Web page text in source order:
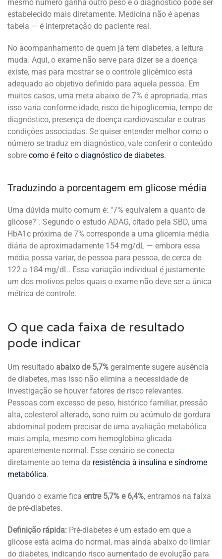
mesmo número ganha outro peso e o diagnóstico pode ser
estabelecido mais diretamente. Medicina não é apenas
tabela — é interpretação do paciente real.
No acompanhamento de quem já tem diabetes, a leitura
muda. Aqui, o exame não serve para dizer se a doença
existe, mas para mostrar se o controle glicêmico está
adequado ao objetivo definido para aquela pessoa. Em
muitos casos, uma meta abaixo de 7% é apropriada, mas
isso varia conforme idade, risco de hipoglicemia, tempo de
diagnóstico, presença de doença cardiovascular e outras
condições associadas. Se quiser entender melhor como o
número se traduz em diagnóstico, vale conferir o conteúdo
sobre como é feito o diagnóstico de diabetes.
Traduzindo a porcentagem em glicose média
Uma dúvida muito comum é: "7% equivalem a quanto de
glicose?". Segundo o estudo ADAG, citado pela SBD, uma
HbA1c próxima de 7% corresponde a uma glicemia média
diária de aproximadamente 154 mg/dL — embora essa
média possa variar, de pessoa para pessoa, de cerca de
122 a 184 mg/dL. Essa variação individual é justamente
um dos motivos pelos quais o exame não deve ser a única
métrica de controle.
O que cada faixa de resultado
pode indicar
Um resultado abaixo de 5,7% geralmente sugere ausência
de diabetes, mas isso não elimina a necessidade de
investigação se houver fatores de risco relevantes.
Pessoas com excesso de peso, histórico familiar, pressão
alta, colesterol alterado, sono ruim ou acúmulo de gordura
abdominal podem precisar de uma avaliação metabólica
mais ampla, mesmo com hemoglobina glicada
aparentemente normal. Esse cenário se conecta
diretamente ao tema da resistência à insulina e síndrome
metabólica.
Quando o exame fica entre 5,7% e 6,4%, entramos na faixa
de pré-diabetes.
Definição rápida: Pré-diabetes é um estado em que a
glicose está acima do normal, mas ainda abaixo do limiar
do diabetes, indicando risco aumentado de evolução para